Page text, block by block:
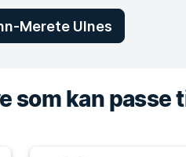
Merete Ulnes
som kan passe